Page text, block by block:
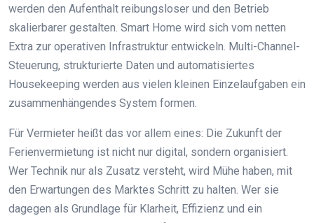
werden den Aufenthalt reibungsloser und den Betrieb
skalierbarer gestalten. Smart Home wird sich vom netten
Extra zur operativen Infrastruktur entwickeln. Multi-Channel-
Steuerung, strukturierte Daten und automatisiertes
Housekeeping werden aus vielen kleinen Einzelaufgaben ein
zusammenhängendes System formen.
Für Vermieter heißt das vor allem eines: Die Zukunft der
Ferienvermietung ist nicht nur digital, sondern organisiert.
Wer Technik nur als Zusatz versteht, wird Mühe haben, mit
den Erwartungen des Marktes Schritt zu halten. Wer sie
dagegen als Grundlage für Klarheit, Effizienz und ein